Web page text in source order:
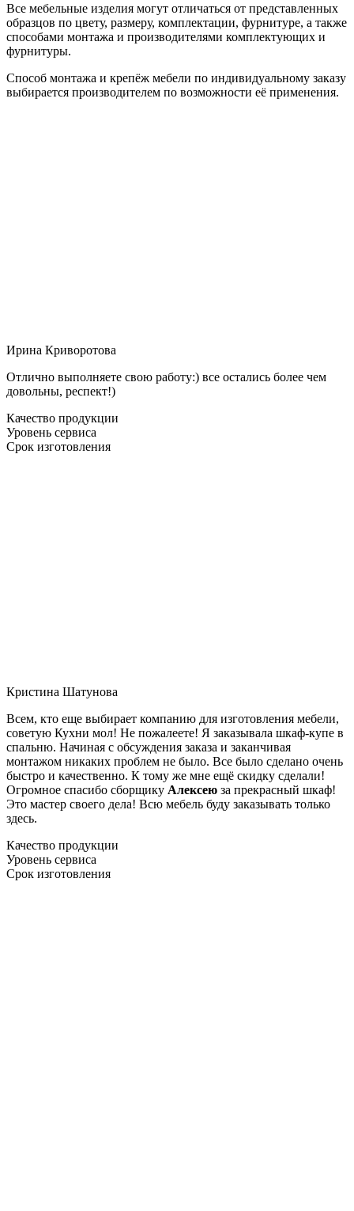
Все мебельные изделия могут отличаться от представленных
образцов по цвету, размеру, комплектации, фурнитуре, а также
способами монтажа и производителями комплектующих и
фурнитуры.
Способ монтажа и крепёж мебели по индивидуальному заказу
выбирается производителем по возможности её применения.
Ирина Криворотова
Отлично выполняете свою работу:) все остались более чем
довольны, респект!)
Качество продукции
Уровень сервиса
Срок изготовления
Кристина Шатунова
Всем, кто еще выбирает компанию для изготовления мебели,
советую Кухни мол! Не пожалеете! Я заказывала шкаф-купе в
спальню. Начиная с обсуждения заказа и заканчивая
монтажом никаких проблем не было. Все было сделано очень
быстро и качественно. К тому же мне ещё скидку сделали!
Огромное спасибо сборщику Алексею за прекрасный шкаф!
Это мастер своего дела! Всю мебель буду заказывать только
здесь.
Качество продукции
Уровень сервиса
Срок изготовления